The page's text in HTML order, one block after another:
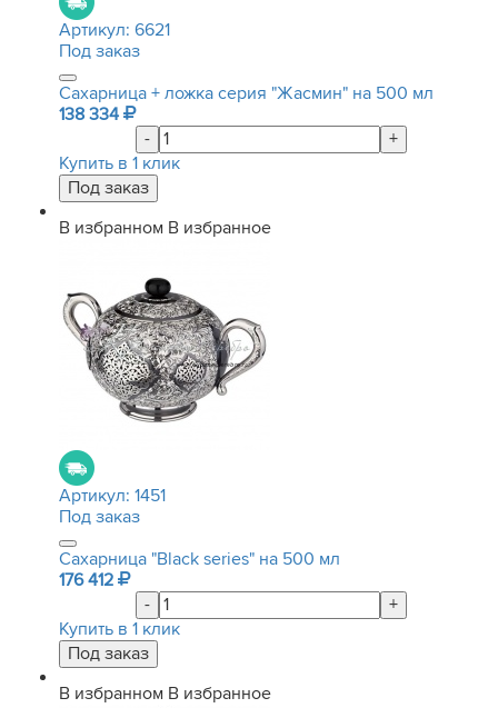
Артикул: 6621
Под заказ
Сахарница + ложка серия "Жасмин" на 500 мл
138 334
-
+
Купить в 1 клик
В избранном В избранное
Артикул: 1451
Под заказ
Сахарница "Black series" на 500 мл
176 412
-
+
Купить в 1 клик
В избранном В избранное